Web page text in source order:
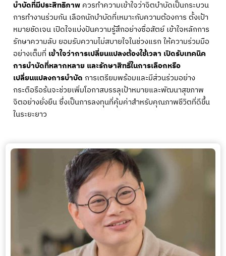
บำบัดที่มีประสิทธิภาพ ควรทำความเข้าใจว่าจิตบำบัดเป็นกระบวน
การทำงานร่วมกัน เลือกนักบำบัดที่เหมาะกับความต้องการ ตั้งเป้า
หมายชัดเจน เปิดใจแบ่งปันความรู้สึกอย่างซื่อสัตย์ เข้าใจหลักการ
รักษาความลับ ยอมรับความไม่สบายใจในช่วงแรก ให้ความร่วมมือ
อย่างเต็มที่ เข้าใจว่าการเปลี่ยนแปลงต้องใช้เวลา เปิดรับเทคนิค
การบำบัดที่หลากหลาย และรักษาสิทธิ์ในการเลือกหรือ
เปลี่ยนแปลงการบำบัด การเตรียมพร้อมและมีส่วนร่วมอย่าง
กระตือรือร้นจะช่วยเพิ่มโอกาสบรรลุเป้าหมายและพัฒนาสุขภาพ
จิตอย่างยั่งยืน ซึ่งเป็นการลงทุนที่คุ้มค่าสำหรับคุณภาพชีวิตที่ดีขึ้น
ในระยะยาว